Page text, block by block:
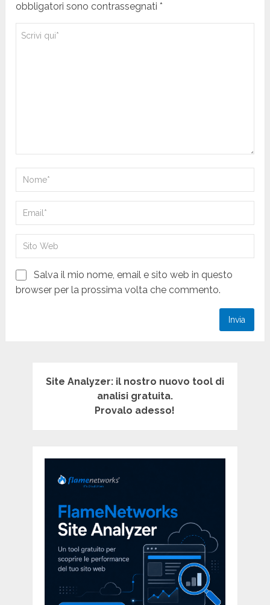
obbligatori sono contrassegnati *
Salva il mio nome, email e sito web in questo
browser per la prossima volta che commento.
Site Analyzer: il nostro nuovo tool di
analisi gratuita.
Provalo adesso!